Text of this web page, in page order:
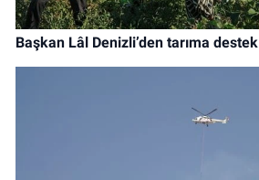
Başkan Lâl Denizli’den tarıma destek